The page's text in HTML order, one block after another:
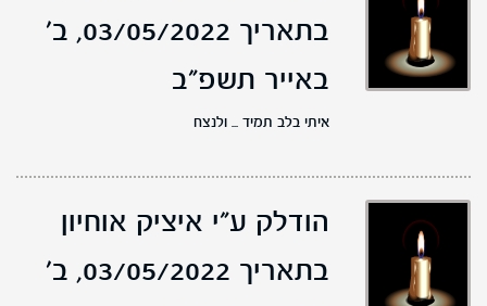
בתאריך 03/05/2022,
ב'
באייר תשפ"ב
איתי בלב תמיד ... ולנצח
הודלק ע"י איציק אוחיון
בתאריך 03/05/2022,
ב'